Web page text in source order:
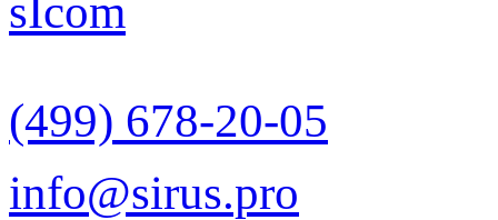
(499) 678-20-05
info@sirus.pro